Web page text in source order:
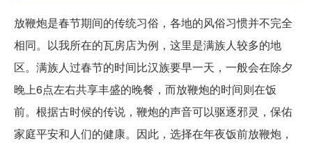
放鞭炮是春节期间的传统习俗，各地的风俗习惯并不完全
相同。以我所在的瓦房店为例，这里是满族人较多的地
区。满族人过春节的时间比汉族要早一天，一般会在除夕
晚上6点左右共享丰盛的晚餐，而放鞭炮的时间则在饭
前。根据古时候的传说，鞭炮的声音可以驱逐邪灵，保佑
家庭平安和人们的健康。因此，选择在年夜饭前放鞭炮，